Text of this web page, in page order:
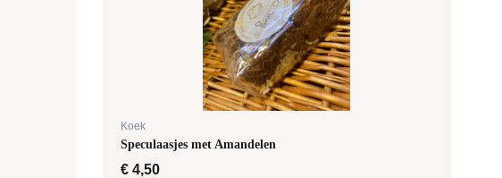
Koek
Speculaasjes met Amandelen
€ 4,50